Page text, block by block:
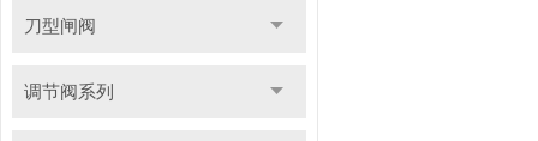
刀型闸阀
调节阀系列